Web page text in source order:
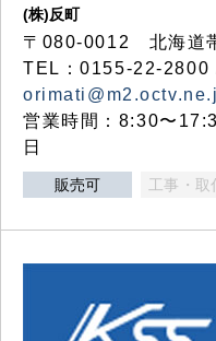
(株)反町
〒080-0012 北海道
TEL：0155-22-
営業時間：8:30〜
日
販売可 工事・取